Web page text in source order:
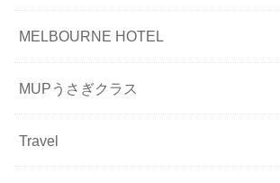
MELBOURNE HOTEL
MUPうさぎクラス
Travel